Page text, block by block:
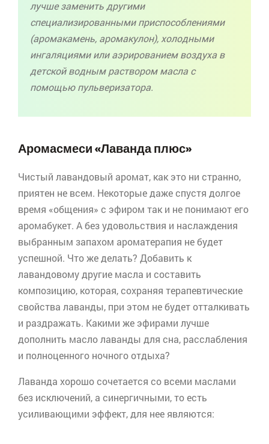
лучше заменить другими
специализированными приспособлениями
(аромакамень, аромакулон), холодными
ингаляциями илиаэрированиемвоздуха в
детской водным раствором масла с
помощью пульверизатора.
Аромасмеси «Лаванда плюс»
Чистый лавандовый аромат, как это ни странно,
приятен не всем. Некоторые даже спустя долгое
время «общения» с эфиром так и не понимают его
аромабукет. А без удовольствия и наслаждения
выбранным запахом ароматерапия не будет
успешной. Что же делать? Добавить к
лавандовому другие масла и составить
композицию, которая, сохраняя терапевтические
свойства лаванды, при этом не будет отталкивать
и раздражать. Какими же эфирами лучше
дополнить масло лаванды для сна, расслабления
и полноценного ночного отдыха?
Лаванда хорошо сочетается со всеми маслами
без исключений, а синергичными, то есть
усиливающими эффект, для нее являются: